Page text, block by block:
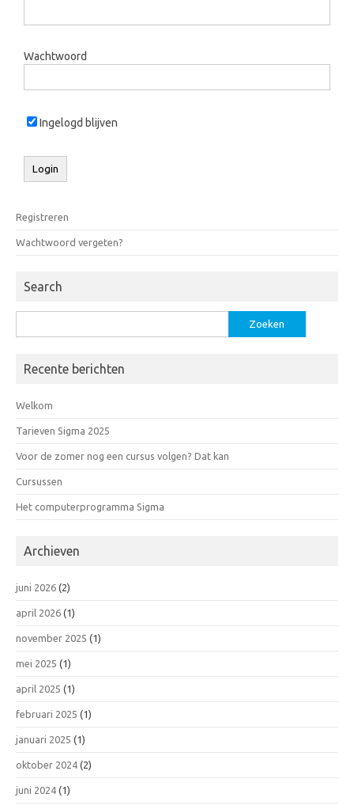
Wachtwoord
Ingelogd blijven
Registreren
Wachtwoord vergeten?
Search
naar:
Recente berichten
Welkom
Tarieven Sigma 2025
Voor de zomer nog een cursus volgen? Dat kan
Cursussen
Het computerprogramma Sigma
Archieven
juni 2026 (2)
april 2026 (1)
november 2025 (1)
mei 2025 (1)
april 2025 (1)
februari 2025 (1)
januari 2025 (1)
oktober 2024 (2)
juni 2024 (1)